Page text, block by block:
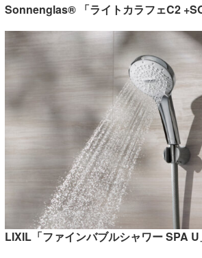
Sonnenglas® 「ライトカラフェC2
LIXIL「ファインバブルシャワー SPA U